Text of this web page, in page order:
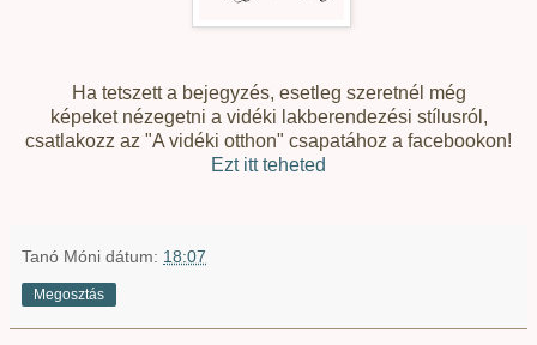
Ha tetszett a bejegyzés, esetleg szeretnél még
képeket nézegetni a vidéki lakberendezési stílusról,
csatlakozz az "A vidéki otthon" csapatához a facebookon!
Ezt itt teheted
Tanó Móni dátum: 18:07
Megosztás